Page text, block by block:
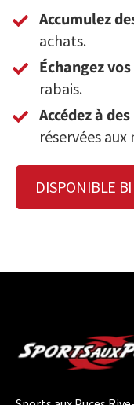
Accumulez
achats.
Échangez
rabais.
Accédez à
réservées
DISPONIBLE